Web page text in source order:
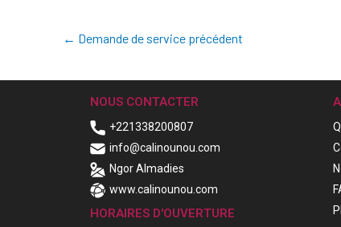
← Demande de service précédent
NOUS CONTACTER
+221338200807
info@calinounou.com
Ngor Almadies
www.calinounou.com
HORAIRES D'OUVERTURE